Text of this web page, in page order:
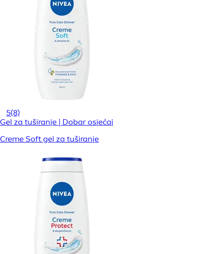
5(8)
Gel za tuširanje | Dobar osjećaj
Creme Soft gel za tuširanje